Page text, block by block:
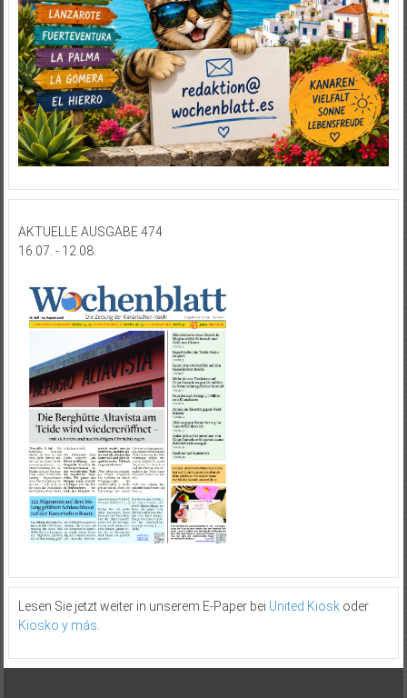
AKTUELLE AUSGABE 474
16.07. - 12.08.
Lesen Sie jetzt weiter in unserem E-Paper bei United Kioskoder
Kiosko y más